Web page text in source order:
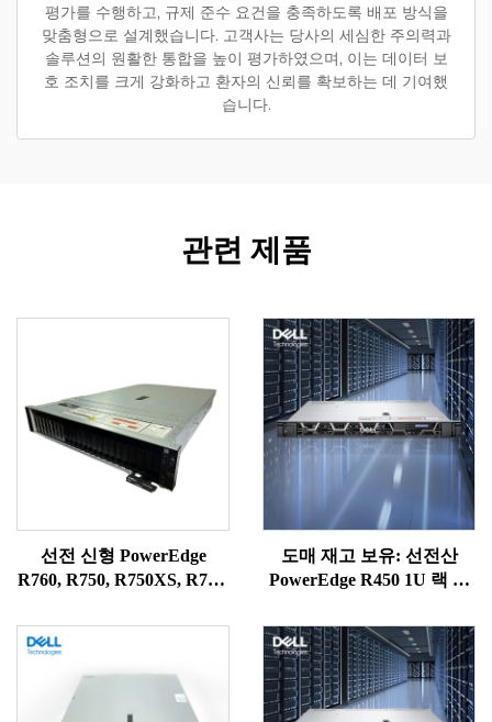
평가를 수행하고, 규제 준수 요건을 충족하도록 배포 방식을
맞춤형으로 설계했습니다. 고객사는 당사의 세심한 주의력과
솔루션의 원활한 통합을 높이 평가하였으며, 이는 데이터 보
호 조치를 크게 강화하고 환자의 신뢰를 확보하는 데 기여했
습니다.
관련 제품
선전 신형 PowerEdge
R760, R750, R750XS, R750,
랙 서버
도매 재고 보유: 선전산
PowerEdge R450 1U 랙 마
서버, 랙 NAS, Precision
Xeon 서버